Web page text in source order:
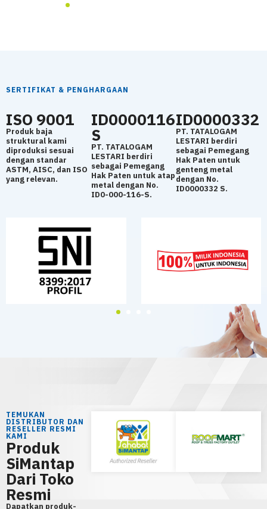
SERTIFIKAT & PENGHARGAAN
ISO 9001
Produk baja
struktural kami
diproduksi sesuai
dengan standar
ASTM, AISC, dan ISO
yang relevan.
ID0000116
S
PT. TATALOGAM
LESTARI berdiri
sebagai Pemegang
Hak Paten untuk atap
metal dengan No.
ID0-000-116-S.
ID0000332
PT. TATALOGAM
LESTARI berdiri
sebagai Pemegang
Hak Paten untuk
genteng metal
dengan No.
ID0000332 S.
TEMUKAN
DISTRIBUTOR DAN
RESELLER RESMI
KAMI
Produk
SiMantap
Dari Toko
Resmi
Dapatkan produk-